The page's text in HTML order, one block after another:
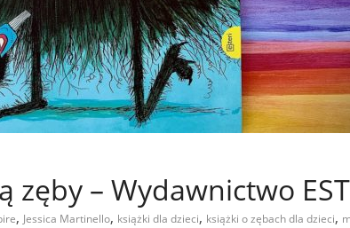
– Wydawnictwo
, Jessica Martinello, książki dla dzieci, książki o zębach dla dzieci,